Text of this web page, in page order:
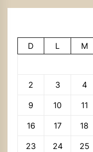
D L M
2 3 4
9 10 11
16 17 18
23 24 25